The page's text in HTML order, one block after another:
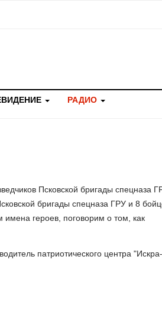
РАДИО
Псковской бригады спецназа
бригады спецназа ГРУ и 8
героев, поговорим о том, как
патриотического центра